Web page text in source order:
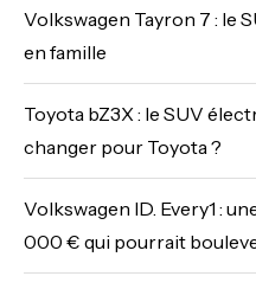
Volkswagen Tayron 7 : le
en famille
Toyota bZ3X : le SUV
changer pour Toyota ?
Volkswagen ID. Every1 :
000 € qui pourrait